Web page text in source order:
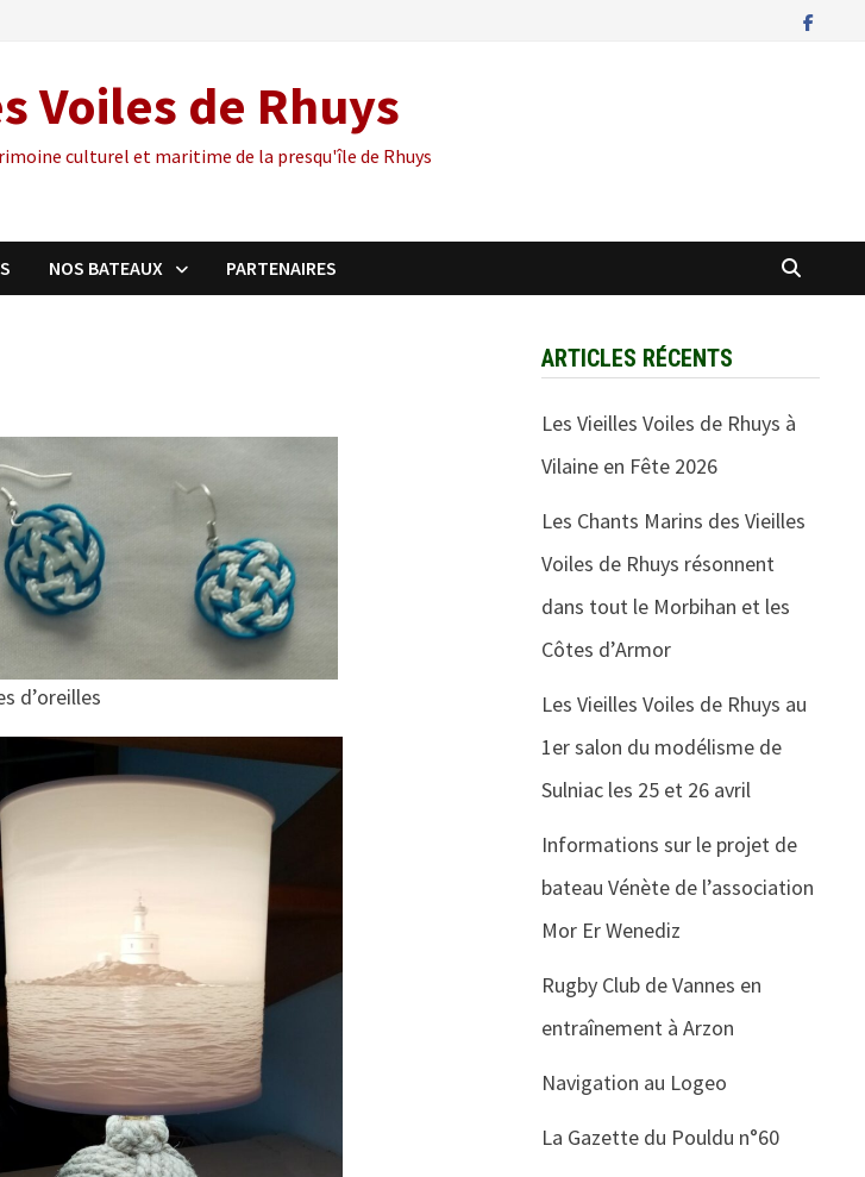
Voiles de Rhuys
culturel et maritime de la presqu'île de Rhuys
NOS BATEAUX PARTENAIRES
d’oreilles
ARTICLES RÉCENTS
Les Vieilles Voiles de Rhuys à
Vilaine en Fête 2026
Les Chants Marins des Vieilles
Voiles de Rhuys résonnent
dans tout le Morbihan et les
Côtes d’Armor
Les Vieilles Voiles de Rhuys au
1er salon du modélisme de
Sulniac les 25 et 26 avril
Informations sur le projet de
bateau Vénète de l’association
Mor Er Wenediz
Rugby Club de Vannes en
entraînement à Arzon
Navigation au Logeo
La Gazette du Pouldu n°60